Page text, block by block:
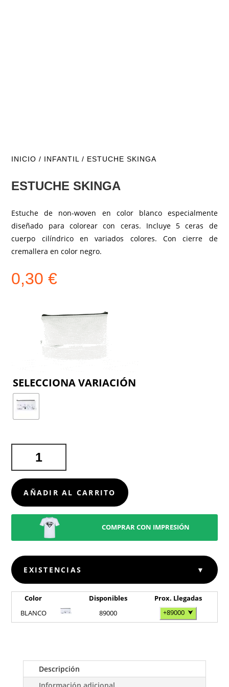
INICIO / INFANTIL / ESTUCHE SKINGA
ESTUCHE SKINGA
Estuche de non-woven en color blanco especialmente
diseñado para colorear con ceras. Incluye 5 ceras de
cuerpo cilíndrico en variados colores. Con cierre de
cremallera en color negro.
0,30€
SKINGA
CANTIDAD
AÑADIR AL CARRITO
COMPRAR CON IMPRESIÓN
EXISTENCIAS ▼
Color Disponibles
Prox. Llegadas
BLANCO
89000 +89000 ⮟
Descripción